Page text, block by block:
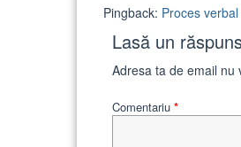
Pingback: Proces
Lasă un
Adresa ta de email nu
Comentariu *